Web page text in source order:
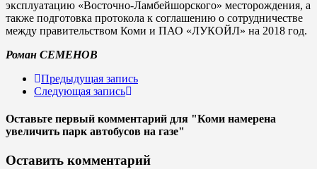
эксплуатацию «Восточно-Ламбейшорского» месторождения, а
также подготовка протокола к соглашению о сотрудничестве
между правительством Коми и ПАО «ЛУКОЙЛ» на 2018 год.
Роман СЕМЕНОВ
Предыдущая запись
Следующая запись
Оставьте первый комментарий для "Коми намерена
увеличить парк автобусов на газе"
Оставить комментарий